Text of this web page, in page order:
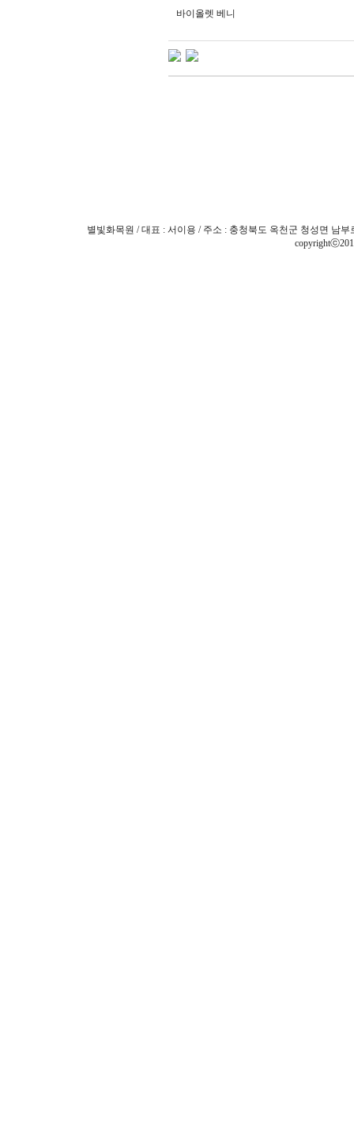
바이올렛 베니
별빛화목원 / 대표 : 서이용 / 주소 : 충청북도 옥천군 청성면 남부